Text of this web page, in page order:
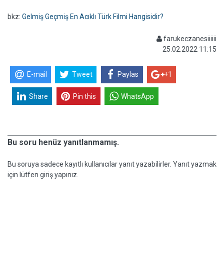
bkz: Gelmiş Geçmiş En Acıklı Türk Filmi Hangisidir?
farukeczanesiiiiii
25.02.2022 11:15
E-mail Tweet Paylas +1
Share Pin this WhatsApp
Bu soru henüz yanıtlanmamış.
Bu soruya sadece kayıtlı kullanıcılar yanıt yazabilirler. Yanıt yazmak
için lütfen giriş yapınız.